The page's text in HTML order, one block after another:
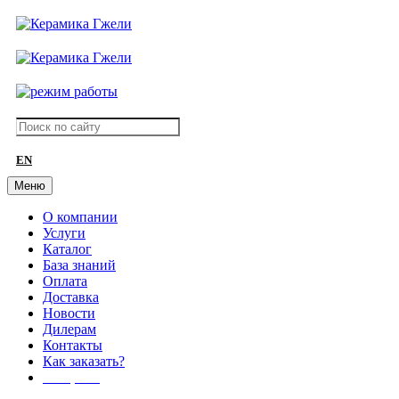
EN
Меню
О компании
Услуги
Каталог
База знаний
Оплата
Доставка
Новости
Дилерам
Контакты
Как заказать?